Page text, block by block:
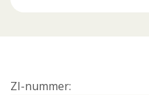
ZI-nummer: